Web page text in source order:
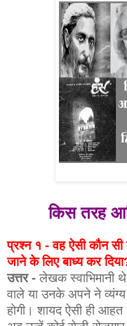
किस तरह
प्रश्न १ - वह ऐसी कौन सी
जाने के लिए बाध्य कर
उत्तर - लेखक स्वाभिमानी
वाले या उनके अपने ने
होगी। शायद ऐसी ही आहत